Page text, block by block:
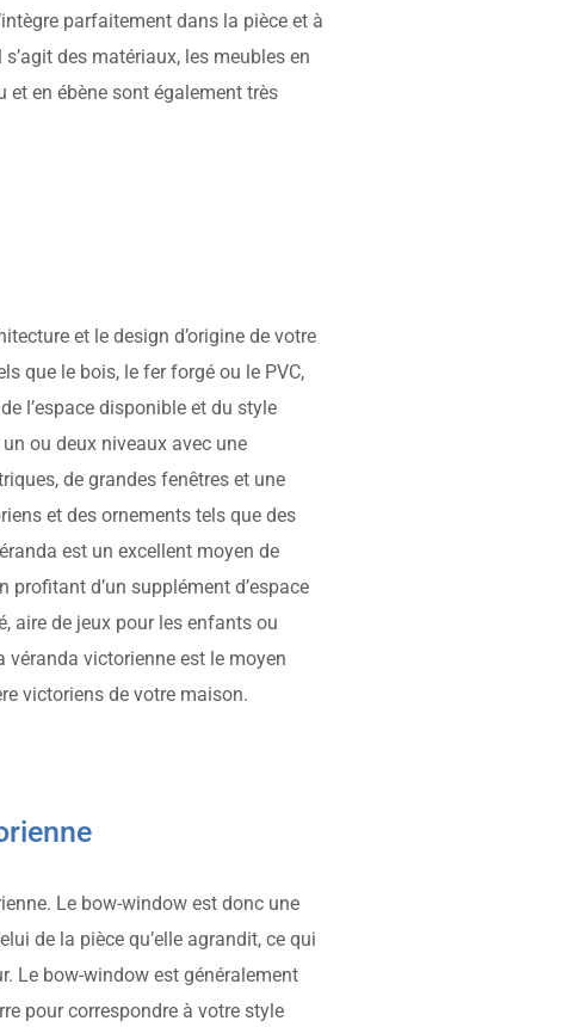
parfaitement dans la pièce et à
des matériaux, les meubles en
en ébène sont également très
et le design d’origine de votre
que le bois, le fer forgé ou le PVC,
l’espace disponible et du style
ou deux niveaux avec une
de grandes fenêtres et une
et des ornements tels que des
est un excellent moyen de
profitant d’un supplément d’espace
aire de jeux pour les enfants ou
véranda victorienne est le moyen
victoriens de votre maison.
Le bow-window est donc une
de la pièce qu’elle agrandit, ce qui
Le bow-window est généralement
pour correspondre à votre style